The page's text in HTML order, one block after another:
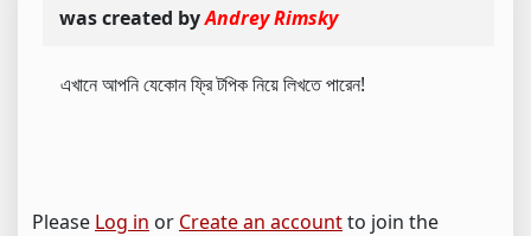
was created byAndrey Rimsky
এখানে আপনি যেকোন ফ্রি টপিক নিয়ে লিখতে পারেন!
Please Log in or Create an accountto join the